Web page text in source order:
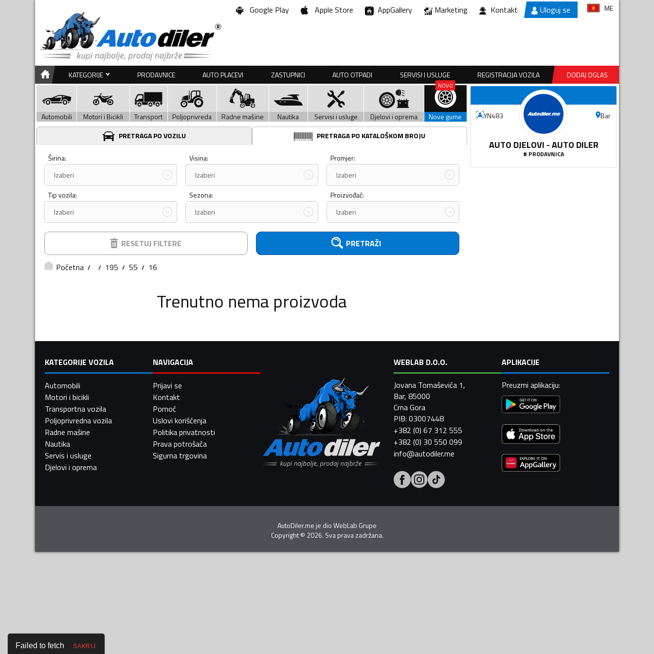
Google Play Apple Store AppGallery Marketing Kontakt Uloguj se ME
KATEGORIJE PRODAVNICE AUTO PLACEVI ZASTUPNICI AUTO OTPADI SERVISI I USLUGE REGISTRACIJA VOZILA DODAJ OGLAS
Automobili Motori i Bicikli Transport Poljoprivreda Radne mašine Nautika Servisi i usluge Djelovi i oprema
Nove gume
PRETRAGA PO VOZILU
PRETRAGA PO KATALOŠKOM BROJU
Širina:
Izaberi
Visina:
Izaberi
Promjer:
Izaberi
Tip vozila:
Izaberi
Sezona:
Izaberi
Proizvođač:
Izaberi
RESETUJ FILTERE PRETRAŽI
Početna 195 55 16
Trenutno nema proizvoda
Failed to fetch SAKRIJ
YN483 Bar
AUTO DJELOVI - AUTO DILER
# PRODAVNICA
KATEGORIJE VOZILA
Automobili
Motori i bicikli
Transportna vozila
Poljoprivredna vozila
Radne mašine
Nautika
Servis i usluge
Djelovi i oprema
NAVIGACIJA
Prijavi se
Kontakt
Pomoć
Uslovi korišćenja
Politika privatnosti
Prava potrošača
Sigurna trgovina
WEBLAB D.O.O.
Jovana Tomaševića 1,
Bar, 85000
Crna Gora
PIB: 03007448
+382 (0) 67 312 555
+382 (0) 30 550 099
info@autodiler.me
APLIKACIJE
Preuzmi aplikaciju:
AutoDiler.me je dioWebLab Grupe
Copyright© 2026. Sva prava zadržana.